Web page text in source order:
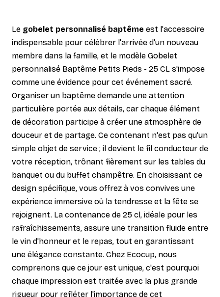
Le gobelet personnalisé baptême est l'accessoire
indispensable pour célébrer l'arrivée d'un nouveau
membre dans la famille, et le modèle Gobelet
personnalisé Baptême Petits Pieds - 25 CL s'impose
comme une évidence pour cet événement sacré.
Organiser un baptême demande une attention
particulière portée aux détails, car chaque élément
de décoration participe à créer une atmosphère de
douceur et de partage. Ce contenant n'est pas qu'un
simple objet de service ; il devient le fil conducteur de
votre réception, trônant fièrement sur les tables du
banquet ou du buffet champêtre. En choisissant ce
design spécifique, vous offrez à vos convives une
expérience immersive où la tendresse et la fête se
rejoignent. La contenance de 25 cl, idéale pour les
rafraîchissements, assure une transition fluide entre
le vin d'honneur et le repas, tout en garantissant
une élégance constante. Chez Ecocup, nous
comprenons que ce jour est unique, c'est pourquoi
chaque impression est traitée avec la plus grande
rigueur pour refléter l'importance de cet